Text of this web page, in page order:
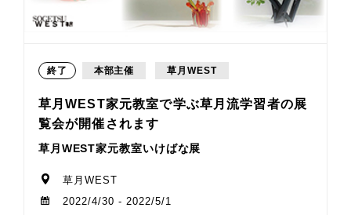
終了 本部主催 草月WEST
草月WEST家元教室で学ぶ草月流学習者の展
覧会が開催されます
草月WEST家元教室いけばな展
草月WEST
2022/4/30 - 2022/5/1